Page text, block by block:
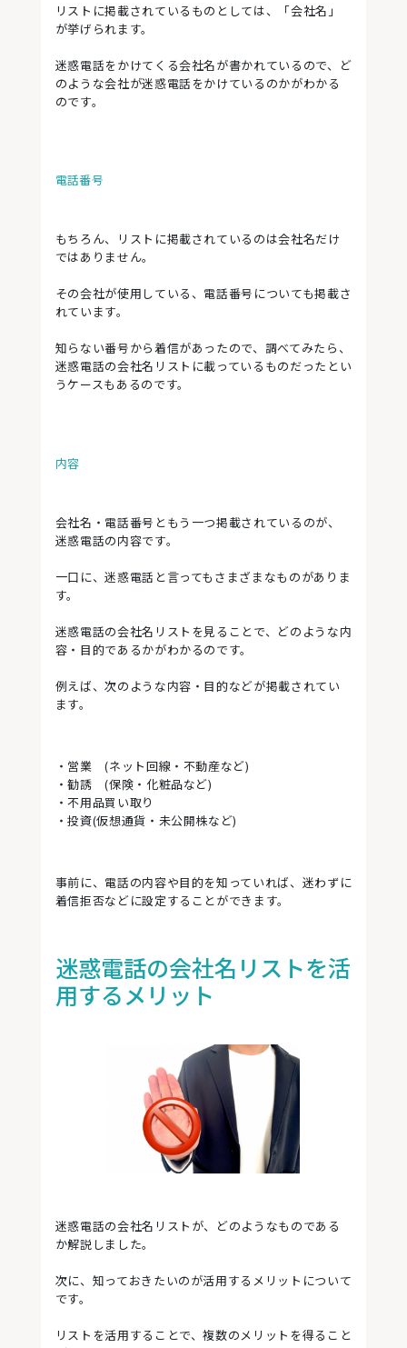
リストに掲載されているものとしては、「会社名」
が挙げられます。
迷惑電話をかけてくる会社名が書かれているので、ど
のような会社が迷惑電話をかけているのかがわかる
のです。
電話番号
もちろん、リストに掲載されているのは会社名だけ
ではありません。
その会社が使用している、電話番号についても掲載さ
れています。
知らない番号から着信があったので、調べてみたら、
迷惑電話の会社名リストに載っているものだったとい
うケースもあるのです。
内容
会社名・電話番号ともう一つ掲載されているのが、
迷惑電話の内容です。
一口に、迷惑電話と言ってもさまざまなものがありま
す。
迷惑電話の会社名リストを見ることで、どのような内
容・目的であるかがわかるのです。
例えば、次のような内容・目的などが掲載されてい
ます。
・営業 (ネット回線・不動産など)
・勧誘 (保険・化粧品など)
・不用品買い取り
・投資(仮想通貨・未公開株など)
事前に、電話の内容や目的を知っていれば、迷わずに
着信拒否などに設定することができます。
迷惑電話の会社名リストを活
用するメリット
迷惑電話の会社名リストが、どのようなものである
か解説しました。
次に、知っておきたいのが活用するメリットについて
です。
リストを活用することで、複数のメリットを得ること